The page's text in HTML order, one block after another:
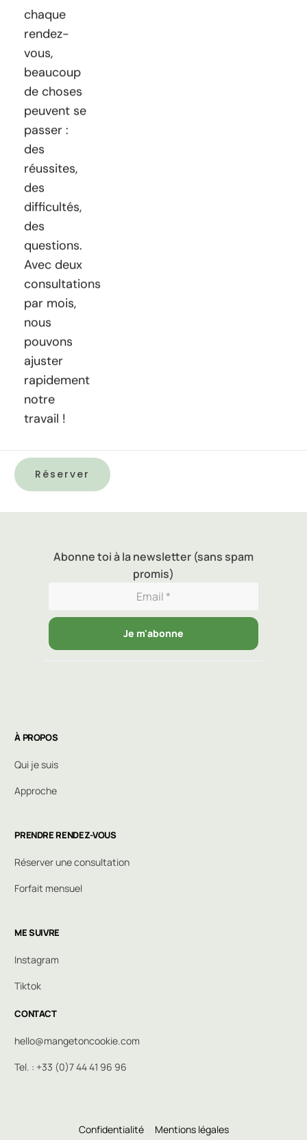
chaque
rendez-
vous,
beaucoup
de choses
peuvent se
passer :
des
réussites,
des
difficultés,
des
questions.
Avec deux
consultations
par mois,
nous
pouvons
ajuster
rapidement
notre
travail !
Réserver
Abonne toi à la newsletter (sans spam
promis)
Je m'abonne
À PROPOS
Qui je suis
Approche
PRENDRE RENDEZ-VOUS
Réserver une consultation
Forfait mensuel
ME SUIVRE
Instagram
Tiktok
CONTACT
hello@mangetoncookie.com
Tel. : +33 (0)7 44 41 96 96
Confidentialité Mentions légales